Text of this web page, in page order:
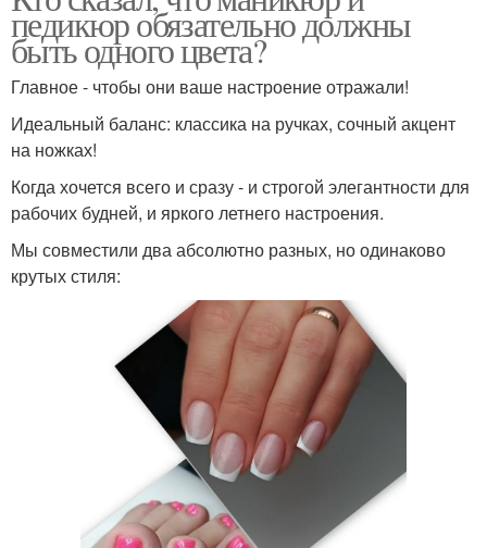
педикюр обязательно должны
быть одного цвета?
Главное - чтобы они ваше настроение отражали!
Идеальный баланс: классика на ручках, сочный акцент
на ножках!
Когда хочется всего и сразу - и строгой элегантности для
рабочих будней, и яркого летнего настроения.
Мы совместили два абсолютно разных, но одинаково
крутых стиля: